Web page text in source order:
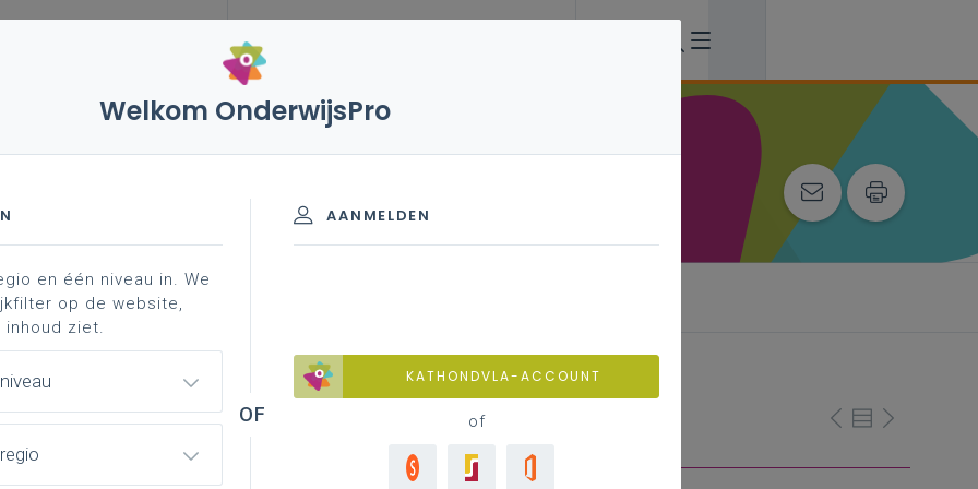
vakken en leerplannen 1ste graad
materiaal klas in bedrijf
- B-stroom
professionalisering
Welkom OnderwijsPro
AANMELDEN
KATHONDVLA-ACCOUNT
of
en één niveau in. We
op de website,
ziet.